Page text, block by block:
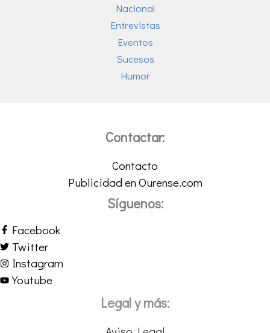
Nacional
Entrevistas
Eventos
Sucesos
Humor
Contactar:
Contacto
Publicidad en Ourense.com
Síguenos:
Facebook
Twitter
Instagram
Youtube
Legal y más: